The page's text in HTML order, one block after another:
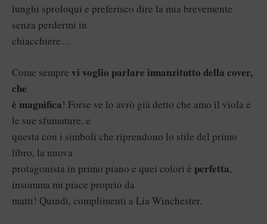
lunghi sproloqui e preferisco dire la mia brevemente
senza perdermi in
chiacchiere…
Come sempre vi voglio parlare innanzitutto della cover,
che
è magnifica! Forse ve lo avrò già detto che amo il viola e
le sue sfumature, e
questa con i simboli che riprendono lo stile del primo
libro, la nuova
protagonista in primo piano e quei colori è perfetta,
insomma mi piace proprio da
matti! Quindi, complimenti a Lia Winchester.